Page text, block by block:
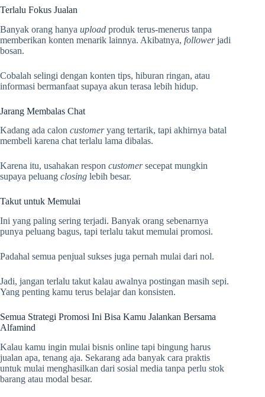
Terlalu Fokus Jualan
Banyak orang hanya upload produk terus-menerus tanpa
memberikan konten menarik lainnya. Akibatnya, followerjadi
bosan.
Cobalah selingi dengan konten tips, hiburan ringan, atau
informasi bermanfaat supaya akun terasa lebih hidup.
Jarang Membalas Chat
Kadang ada calon customeryang tertarik, tapi akhirnya batal
membeli karena chat terlalu lama dibalas.
Karena itu, usahakan respon customersecepat mungkin
supaya peluang closing lebih besar.
Takut untuk Memulai
Ini yang paling sering terjadi. Banyak orang sebenarnya
punya peluang bagus, tapi terlalu takut memulai promosi.
Padahal semua penjual sukses juga pernah mulai dari nol.
Jadi, jangan terlalu takut kalau awalnya postingan masih sepi.
Yang penting kamu terus belajar dan konsisten.
Semua Strategi Promosi Ini Bisa Kamu Jalankan Bersama
Alfamind
Kalau kamu ingin mulai bisnis online tapi bingung harus
jualan apa, tenang aja. Sekarang ada banyak cara praktis
untuk mulai menghasilkan dari sosial media tanpa perlu stok
barang atau modal besar.